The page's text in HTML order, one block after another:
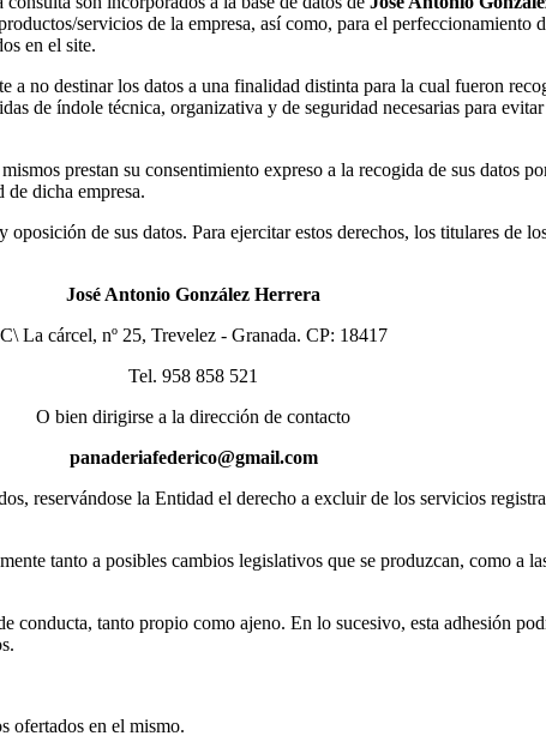
servicios de la empresa, así como, para el perfeccionamiento
en el site.
a no destinar los datos a una finalidad distinta para la cual fueron
de índole técnica, organizativa y de seguridad necesarias para
prestan su consentimiento expreso a la recogida de sus datos
de dicha empresa.
de sus datos. Para ejercitar estos derechos, los titulares de
José Antonio González Herrera
C\ La cárcel, nº 25, Trevelez - Granada. CP: 18417
Tel. 958 858 521
O bien dirigirse a la dirección de contacto
panaderiafederico@gmail.com
reservándose la Entidad el derecho a excluir de los servicios
tanto a posibles cambios legislativos que se produzcan, como a
conducta, tanto propio como ajeno. En lo sucesivo, esta adhesión
ofertados en el mismo.